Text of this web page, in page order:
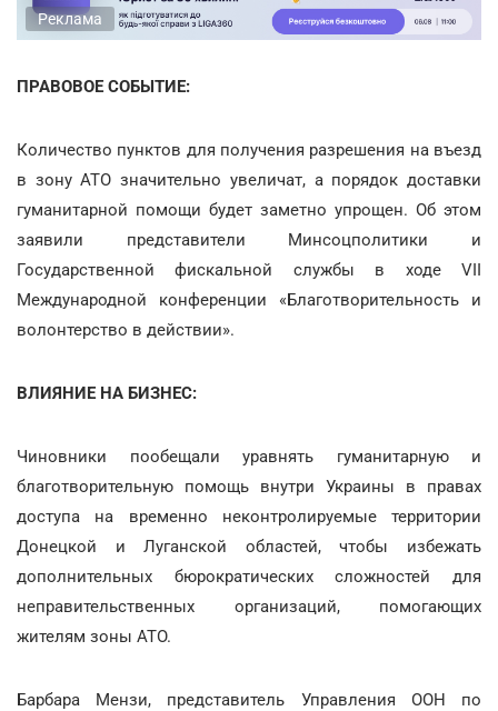
Реклама
ПРАВОВОЕ СОБЫТИЕ:
Количество пунктов для получения разрешения на въезд
в зону АТО значительно увеличат, а порядок доставки
гуманитарной помощи будет заметно упрощен. Об этом
заявили представители Минсоцполитики и
Государственной фискальной службы в ходе VII
Международной конференции «Благотворительность и
волонтерство в действии».
ВЛИЯНИЕ НА БИЗНЕС:
Чиновники пообещали уравнять гуманитарную и
благотворительную помощь внутри Украины в правах
доступа на временно неконтролируемые территории
Донецкой и Луганской областей, чтобы избежать
дополнительных бюрократических сложностей для
неправительственных организаций, помогающих
жителям зоны АТО.
Барбара Мензи, представитель Управления ООН по